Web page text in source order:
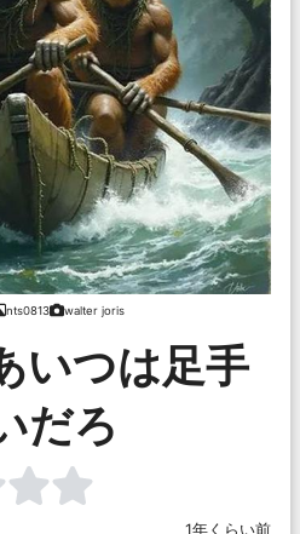
nts0813 walter joris
いつは足手
だろ
1年くらい前